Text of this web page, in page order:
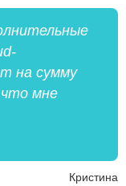
на сумму
мне
Кристина